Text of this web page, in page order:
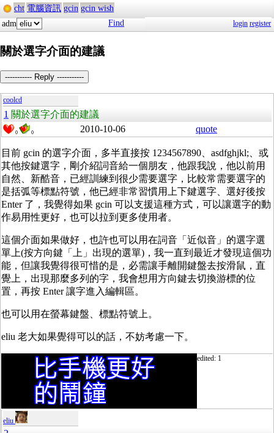
cht 電腦資訊 gcin gcin wish
adm
Find login register
關於選字介面的建議
----------- Reply -----------
coolcd
1 關於選字介面的建議
0 0 2010-10-06 quote
目前 gcin 的選字介面，多半直接按 1234567890、asdfghjkl;、或
其他按鍵選字，剛介紹詞音給一個朋友，他跟我說，他以前用
自然、新酷音，已經訓練到很少需要選字，比較常需要選字的
是括弧等標點符號，他已經非常習慣用上下鍵選字、選好後按
Enter 了，我覺得如果 gcin 可以支援這種方式，可以讓選字的動
作易用性更好，也可以拉到更多使用者。
這個介面如果做好，也許也可以用在詞音「近似音」的選字選
單上(按方向鍵「上」出現的選單)，我一直到最近才發現這個功
能，但讓我覺得很可惜的是，必需讓手離開鍵盤去按滑鼠，直
覺上，出現那麼多列的字，我會想用方向鍵去切換游標的位
置，再按 Enter 讓字進入編輯區。
也可以用在螢幕鍵盤、標點符號上。
eliu 老大如果覺得可以的話，不妨考慮一下。
edited: 1
eliu